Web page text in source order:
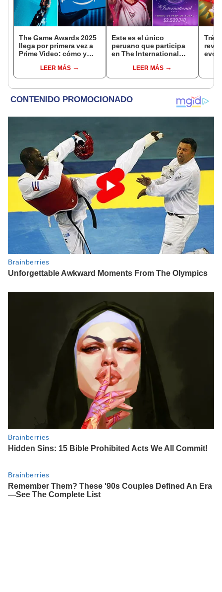
The Game Awards 2025
llega por primera vez a
Prime Video: cómo y
LEER MÁS
Este es el único
peruano que participa
en The International
equipo Heroic
LEER MÁS